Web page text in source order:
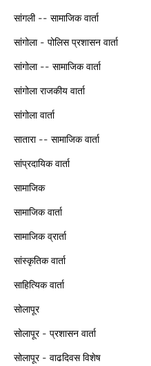
सांगली -- सामाजिक वार्ता
सांगोला - पोलिस प्रशासन वार्ता
सांगोला -- सामाजिक वार्ता
सांगोला राजकीय वार्ता
सांगोला वार्ता
सातारा -- सामाजिक वार्ता
सांप्रदायिक वार्ता
सामाजिक
सामाजिक वार्ता
सामाजिक व्रार्ता
सांस्कृतिक वार्ता
साहित्यिक वार्ता
सोलापूर
सोलापूर - प्रशासन वार्ता
सोलापूर - वाढदिवस विशेष